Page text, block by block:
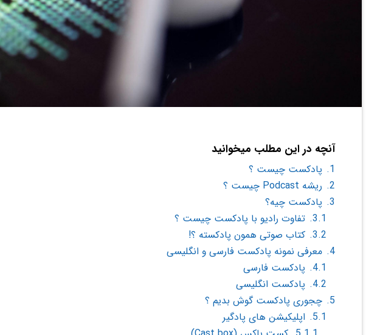
آنچه در این مطلب میخوانید
1. پادکست چیست ؟
2. ریشه Podcast چیست ؟
3. پادکست چیه؟
3.1. تفاوت رادیو با پادکست چیست ؟
3.2. کتاب صوتی همون پادکسته ؟!
4. معرفی نمونه پادکست فارسی و انگلیسی
4.1. پادکست فارسی
4.2. پادکست انگلیسی
5. چجوری پادکست گوش بدیم ؟
5.1. اپلیکیشن های پادگیر